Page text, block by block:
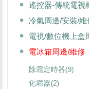
遙控器-傳統電視
冷氣周邊/安裝/維
電視/數位機上盒
電冰箱周邊/維修
除霜定時器(9)
化霜器(2)